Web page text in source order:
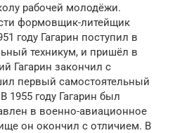
рабочей молодёжи.
формовщик-литейщик
году Гагарин поступил в
техникум, и пришёл в
Гагарин закончил с
первый самостоятельный
1955 году Гагарин был
в военно-авиационное
он окончил с отличием. В